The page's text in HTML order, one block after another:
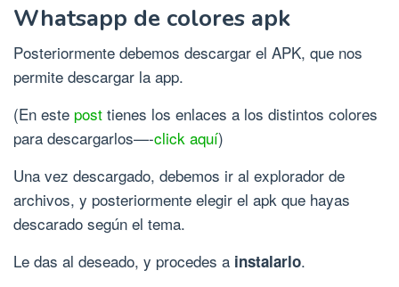
Whatsapp de colores apk
Posteriormente debemos descargar el APK, que nos
permite descargar la app.
(En este post tienes los enlaces a los distintos colores
para descargarlos—-click aquí)
Una vez descargado, debemos ir al explorador de
archivos, y posteriormente elegir el apk que hayas
descarado según el tema.
Le das al deseado, y procedes a instalarlo.